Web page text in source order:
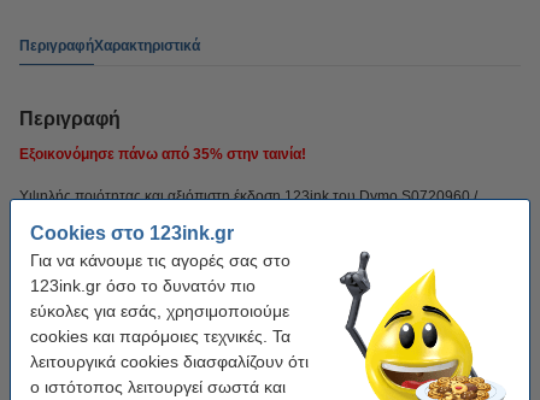
Cookies στο 123ink.gr
Για να κάνουμε τις αγορές σας στο
123ink.gr όσο το δυνατόν πιο
εύκολες για εσάς, χρησιμοποιούμε
cookies και παρόμοιες τεχνικές. Τα
λειτουργικά cookies διασφαλίζουν ότι
ο ιστότοπος λειτουργεί σωστά και
ΠεριγραφήΧαρακτηριστικά
Περιγραφή
Εξοικονόμησε πάνω από 35% στην ταινία!
Υψηλής ποιότητας και αξιόπιστη έκδοση 123ink του Dymo S0720960 /
πιστοποιημένο κατασκευαστή ISO-9001 (άρα, σύμφωνα με τα υψηλότερα
πρότυπα ποιότητας).
Περιέχει7 μέτραταινίας υψηλής ποιότητας.
Φυσικά και αυτό το προϊόν από την 123ink συνοδεύεται από 100% εγγύηση!